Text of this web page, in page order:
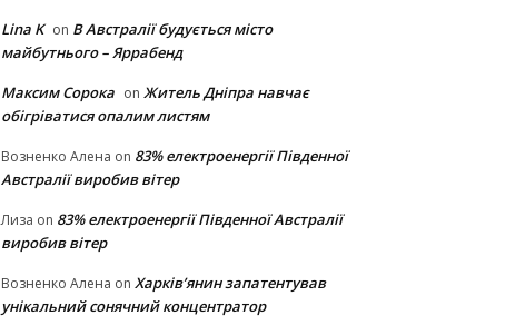
Lina K on В Австралії будується місто
майбутнього – Яррабенд
Максим Сорока on Житель Дніпра навчає
обігріватися опалим листям
Возненко Алена on 83% електроенергії Південної
Австралії виробив вітер
Лиза on 83% електроенергії Південної Австралії
виробив вітер
Возненко Алена on Харків’янин запатентував
унікальний сонячний концентратор